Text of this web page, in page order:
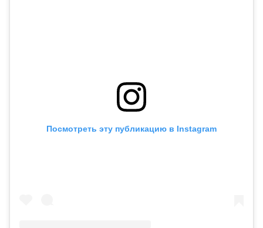
Посмотреть эту публикацию в Instagram